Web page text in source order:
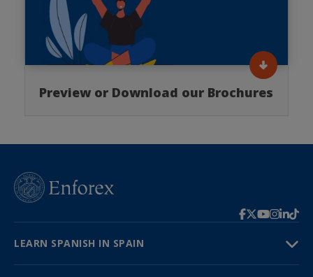
Preview or Download our Brochures
LEARN SPANISH IN SPAIN